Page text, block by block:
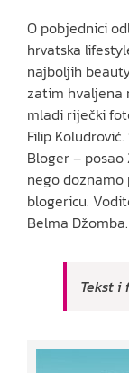
O pobjednici
hrvatska
najboljih
zatim hvaljena
mladi riječki
Filip
Bloger –
nego
blogericu.
Belma Džomba.
Tekst i